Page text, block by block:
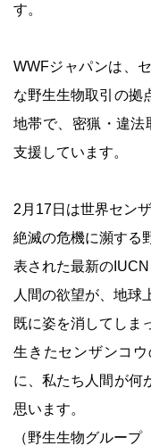
す。
WWFジャパンは、
な野生生物取引の拠
地帯で、密猟・違法
支援しています。
2月17日は世界セン
絶滅の危機に瀕する
表された最新の
人間の欲望が、地球
既に姿を消してしま
生きたセンザンコ
に、私たち人間が何
思います。
（野生生物グループ